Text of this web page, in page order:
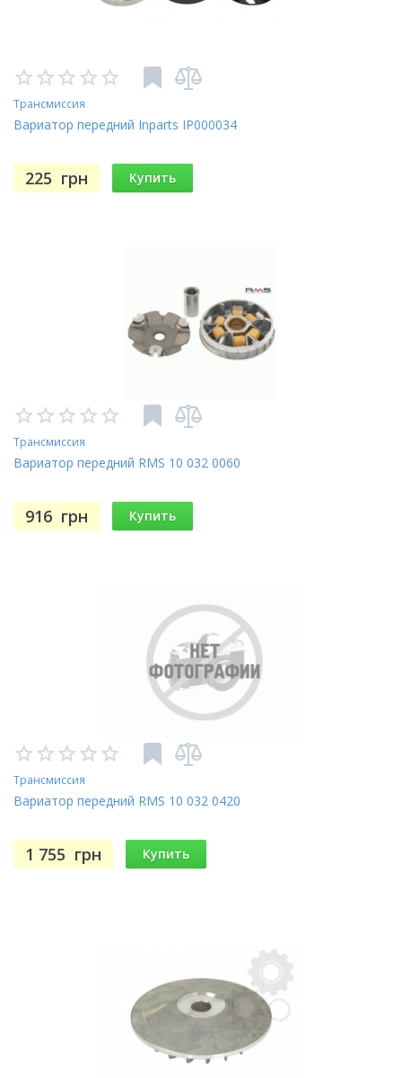
Трансмиссия
Вариатор передний Inparts IP000034
225 грн Купить
Трансмиссия
Вариатор передний RMS 10 032 0060
916 грн Купить
Трансмиссия
Вариатор передний RMS 10 032 0420
1 755 грн Купить